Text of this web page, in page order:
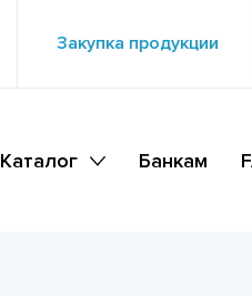
Закупка продукции
Каталог Банкам